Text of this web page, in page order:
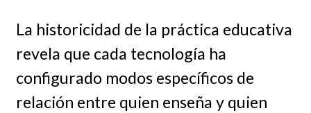
La historicidad de la práctica educativa
revela que cada tecnología ha
configurado modos específicos de
relación entre quien enseña y quien